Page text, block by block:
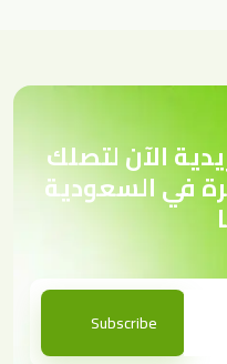
الآن لتصلك
في السعودية
Subscribe